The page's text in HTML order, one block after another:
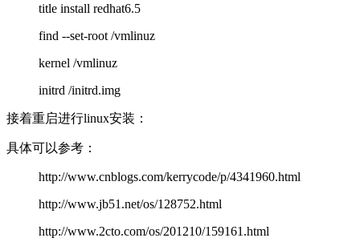
title install redhat6.5
find --set-root /vmlinuz
kernel /vmlinuz
initrd /initrd.img
接着重启进行linux安装：
具体可以参考：
http://www.cnblogs.com/kerrycode/p/4341960.html
http://www.jb51.net/os/128752.html
http://www.2cto.com/os/201210/159161.html